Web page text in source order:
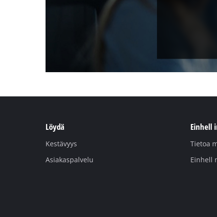
Löydä
Kestävyys
Asiakaspalvelu
Einhell
Tietoa
Einhell